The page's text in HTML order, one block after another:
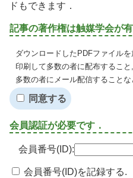
ドもできます．
記事の著作権は触媒学会が有
ダウンロードしたPDFファイル
印刷して多数の者に配布すること
多数の者にメール配信することな
同意する
会員認証が必要です．
会員番号(ID):
会員番号(ID)を記録する.